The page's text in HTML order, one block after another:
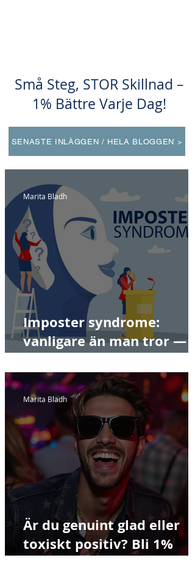
Små Steg, STOR Skillnad –
1% Bättre Varje Dag!
SENASTE INLÄGGEN / HELA BLOGGEN >
Imposter syndrome:
vanligare än man tror —
nyckelpersoner. Bli 1%
bättre varje dag.
Marita Bladh
Är du genuint glad eller
toxiskt positiv? Bli 1%
Marita Bladh